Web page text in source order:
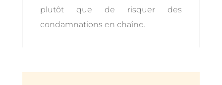
plutôt que de risquer des
condamnations en chaîne.